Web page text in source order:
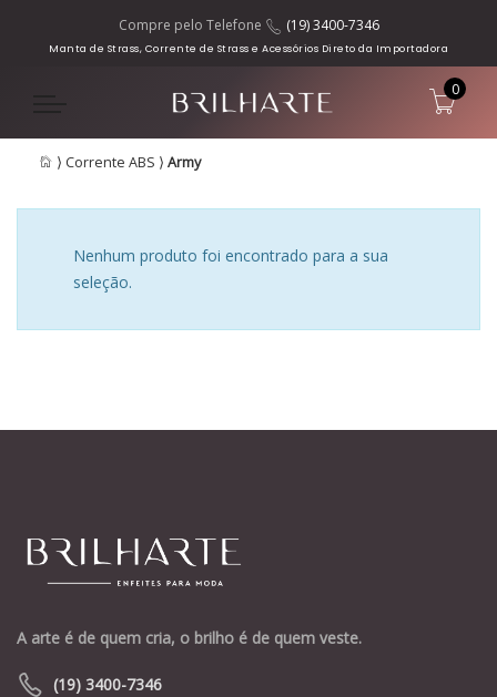
Compre pelo Telefone (19) 3400-7346
Manta de Strass, Corrente de Strass e Acessórios Direto da Importadora
0
⟩ Corrente ABS ⟩ Army
Nenhum produto foi encontrado para a sua
seleção.
A arte é de quem cria, o brilho é de quem veste.
(19) 3400-7346